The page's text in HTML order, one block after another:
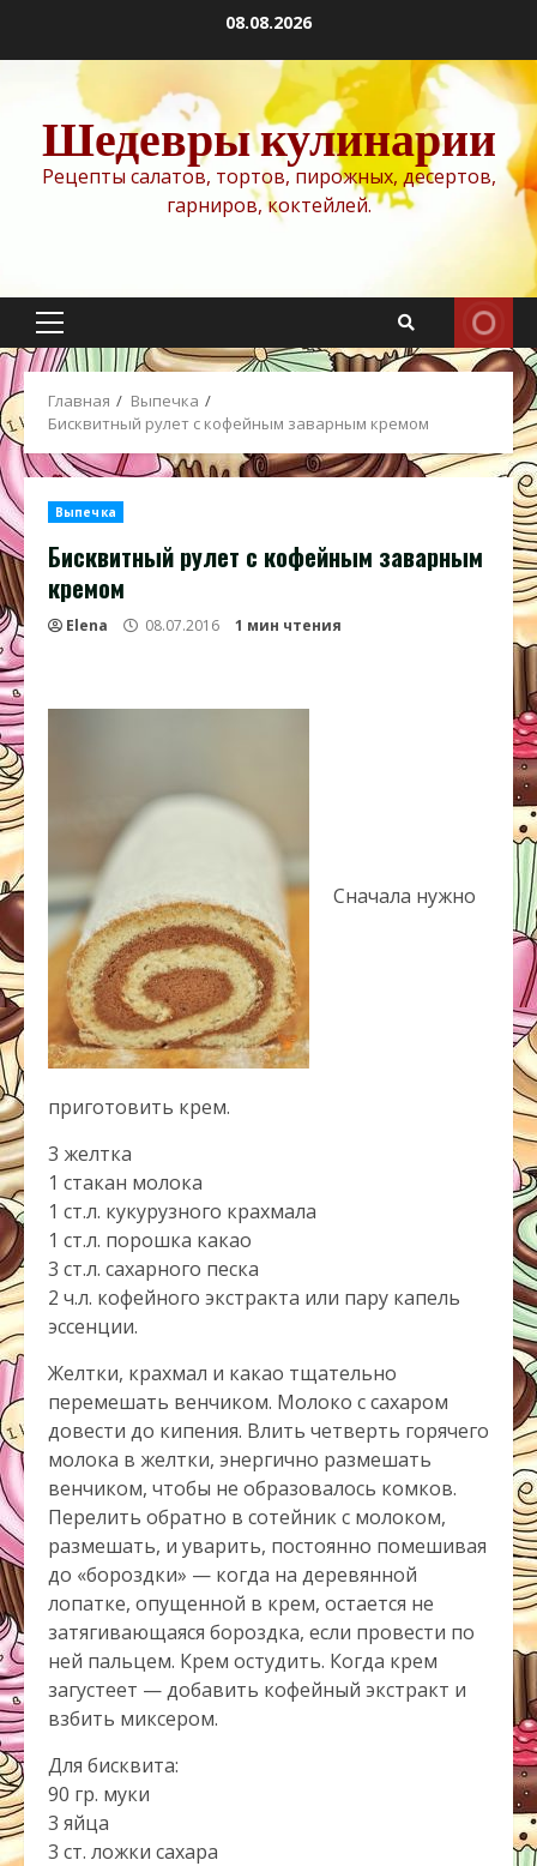
содержимому
08.08.2026
Шедевры кулинарии
Рецепты салатов, тортов, пирожных, десертов,
гарниров, коктейлей.
Основное
меню
Главная
Выпечка
Бисквитный рулет с кофейным заварным кремом
Выпечка
Бисквитный рулет с кофейным заварным
кремом
Elena 08.07.2016 1 мин чтения
Сначала нужно
приготовить крем.
3 желтка
1 стакан молока
1 ст.л. кукурузного крахмала
1 ст.л. порошка какао
3 ст.л. сахарного песка
2 ч.л. кофейного экстракта или пару капель
эссенции.
Желтки, крахмал и какао тщательно
перемешать венчиком. Молоко с сахаром
довести до кипения. Влить четверть горячего
молока в желтки, энергично размешать
венчиком, чтобы не образовалось комков.
Перелить обратно в сотейник с молоком,
размешать, и уварить, постоянно помешивая
до «бороздки» — когда на деревянной
лопатке, опущенной в крем, остается не
затягивающаяся бороздка, если провести по
ней пальцем. Крем остудить. Когда крем
загустеет — добавить кофейный экстракт и
взбить миксером.
Для бисквита:
90 гр. муки
3 яйца
3 ст. ложки сахара